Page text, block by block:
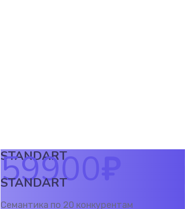
STANDART
59900₽
STANDART
Семантика по 20 конкурентам